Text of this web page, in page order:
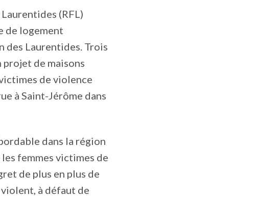
(RFL)
de logement
des Laurentides. Trois
projet de maisons
de violence
à Saint-Jérôme dans
dans la région
les femmes victimes de
de plus en plus de
à défaut de